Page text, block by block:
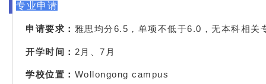
专业申请
申请要求： 雅思均分6.5，单项不低于6.0， 无本科相关
开学时间： 2月、7月
学校位置： Wollongong campus